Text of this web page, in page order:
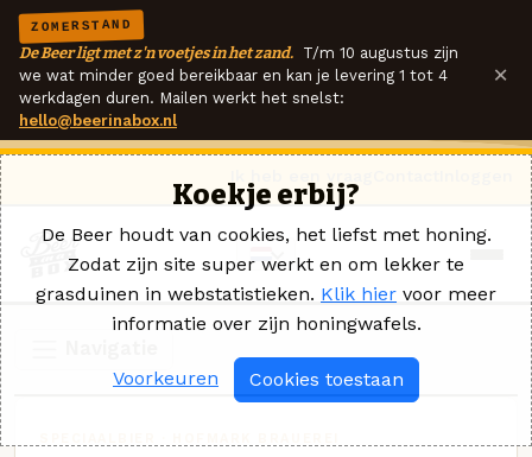
ZOMERSTAND
De Beer ligt met z'n voetjes in het zand. T/m 10 augustus zijn
we wat minder goed bereikbaar en kan je levering 1 tot 4
werkdagen duren. Mailen werkt het snelst:
hello@beerinabox.nl
×
Koekje erbij?
De Beer houdt van cookies, het liefst met honing.
Zodat zijn site super werkt en om lekker te
grasduinen in webstatistieken. Klik hier voor meer
informatie over zijn honingwafels.
Voorkeuren Cookies toestaan